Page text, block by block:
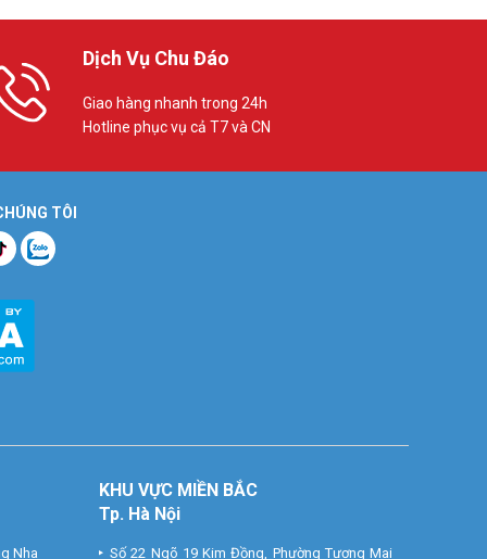
Dịch Vụ Chu Đáo
Giao hàng nhanh trong 24h
Hotline phục vụ cả T7 và CN
TÔI
Nha
KHU VỰC MIỀN BẮC
Tp. Hà Nội
Số 22 Ngõ 19 Kim Đồng, Phường Tương Mai